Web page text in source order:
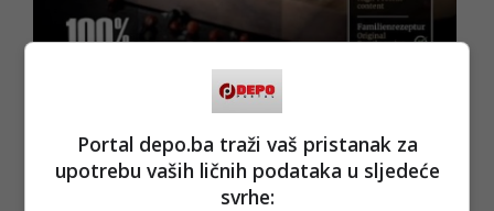
Poslije više od 12 godina razvoja, njegova firma sada
snabdijeva više od 250 ugostitelja u Njemačkoj i Austriji, te
više od 3000 prodajnih mjesta i supermarketa širom
Njemačke i Austrije, uključujući lance poput Rewe, Edeka, V-
Portal depo.ba traži vaš pristanak za
upotrebu vaših ličnih podataka u sljedeće
svrhe: